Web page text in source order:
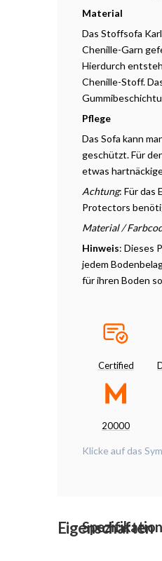
Material
Das Stoffsofa
Chenille-Garn
Hierdurch
Chenille-Stoff.
Pflege
Das Sofa kann
geschützt. Für
etwas
Achtung: Für das
Protectors
Material /
Hinweis: Dieses
jedem
für ihren Boden
Certified
20000
Klicke auf das
Eigenschaften